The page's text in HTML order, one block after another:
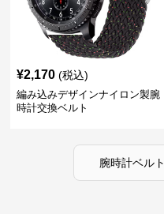
¥2,170 (税込)
編み込みデザインナイロン製腕
時計交換ベルト
腕時計ベルト